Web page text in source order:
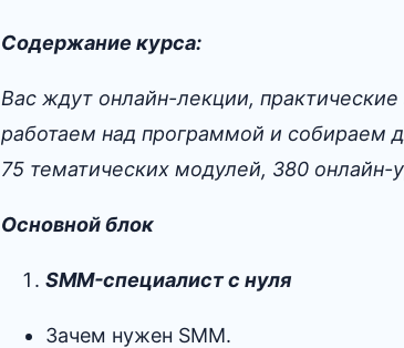
Содержание курса:
Вас ждут онлайн-лекции,
работаем над программой и собираем
75 тематических модулей, 380 онлайн-
Основной блок
SMM-специалист с нуля
Зачем нужен SMM.